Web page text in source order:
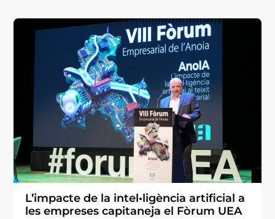
L’impacte de la intel•ligència artificial a
les empreses capitaneja el Fòrum UEA